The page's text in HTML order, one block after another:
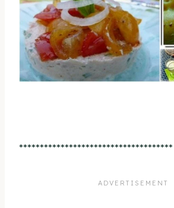
*************************************